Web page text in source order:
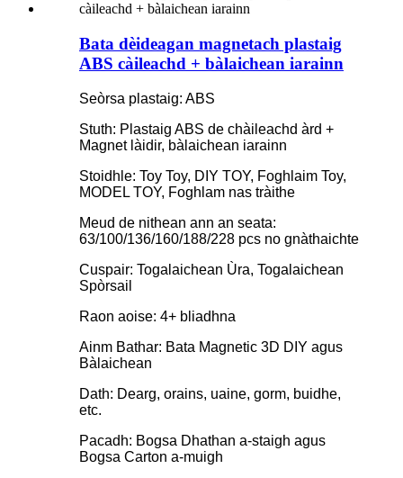
Bata dèideagan magnetach plastaig
ABS càileachd + bàlaichean iarainn
Seòrsa plastaig: ABS
Stuth: Plastaig ABS de chàileachd àrd +
Magnet làidir, bàlaichean iarainn
Stoidhle: Toy Toy, DIY TOY, Foghlaim Toy,
MODEL TOY, Foghlam nas tràithe
Meud de nithean ann an seata:
63/100/136/160/188/228 pcs no gnàthaichte
Cuspair: Togalaichean Ùra, Togalaichean
Spòrsail
Raon aoise: 4+ bliadhna
Ainm Bathar: Bata Magnetic 3D DIY agus
Bàlaichean
Dath: Dearg, orains, uaine, gorm, buidhe,
etc.
Pacadh: Bogsa Dhathan a-staigh agus
Bogsa Carton a-muigh